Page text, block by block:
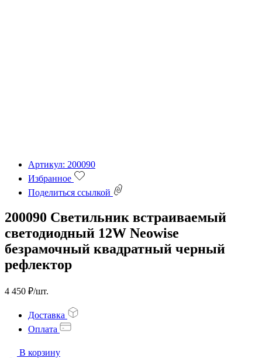
Артикул: 200090
Избранное
Поделиться ссылкой
200090 Светильник встраиваемый
светодиодный 12W Neowise
безрамочный квадратный черный
рефлектор
4 450 ₽/шт.
Доставка
Оплата
В корзину